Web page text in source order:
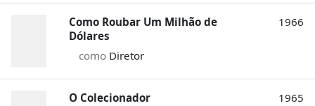
Como Roubar Um Milhão de
Dólares
como Diretor
1966
O Colecionador
1965